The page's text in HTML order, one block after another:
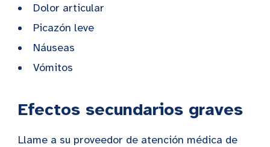
Dolor articular
Picazón leve
Náuseas
Vómitos
Efectos secundarios graves
Llame a su proveedor de atención médica de